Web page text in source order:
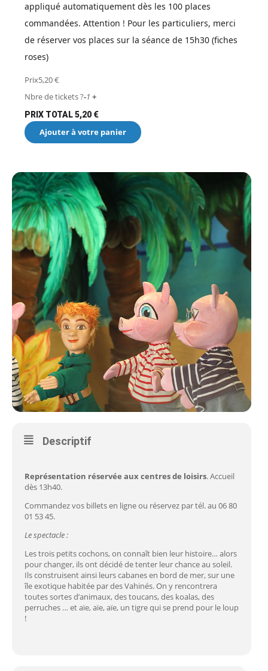
appliqué automatiquement dès les 100 places
commandées. Attention ! Pour les particuliers, merci
de réserver vos places sur la séance de 15h30 (fiches
roses)
Prix5,20€
Nbre de tickets ?-1 +
PRIX TOTAL5,20 €
Ajouter à votre panier
Descriptif
Représentation réservée aux centres de loisirs. Accueil
dès 13h40.
Commandez vos billets en ligne ou réservez par tél. au 06 80
01 53 45.
Le spectacle :
Les trois petits cochons, on connaît bien leur histoire… alors
pour changer, ils ont décidé de tenter leur chance au soleil.
Ils construisent ainsi leurs cabanes en bord de mer, sur une
île exotique habitée par des Vahinés. On y rencontrera
toutes sortes d’animaux, des toucans, des koalas, des
perruches … et aïe, aïe, aïe, un tigre qui se prend pour le loup
!